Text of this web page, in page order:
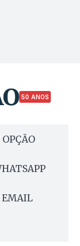
50 ANOS
EMAIL